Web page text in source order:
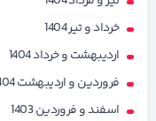
خرداد و تیر 1404
اردیبهشت و خرداد 1404
فروردین و اردیبهشت 1404
اسفند و فروردین 1403